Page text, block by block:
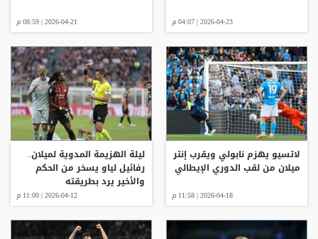
2026-04-23 | 04:07 م 2026-04-21 | 08:59 م
لاتسيو يهزم نابولي ويقرب إنتر
ميلان من لقب الدوري الإيطالي
2026-04-18 | 11:58 م
ليلة الهزيمة المدوية لميلان..
رفائيل لياو يسخر من الحكم
والأخير يرد بطريقته
2026-04-12 | 11:00 م